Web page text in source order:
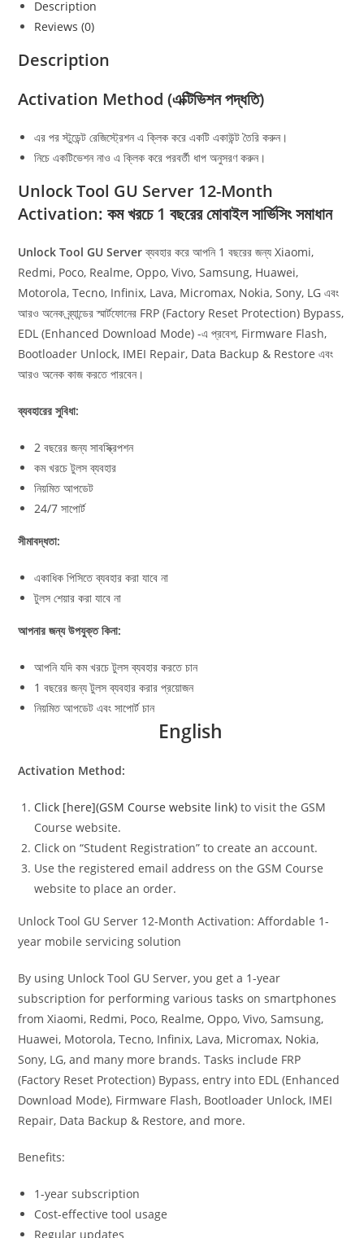
(12
Activation
1/2/3
Month
quantity
Description
Reviews (0)
Description
Activation Method (এক্টিভিশন পদ্ধতি)
এর পর স্টুডেন্ট রেজিস্ট্রেশন এ ক্লিক করে একটি একাউন্ট তৈরি করুন।
নিচে একটিভেশন নাও এ ক্লিক করে পরবর্তী ধাপ অনুসরণ করুন।
Unlock Tool GU Server 12-Month
Activation: কম খরচে 1 বছরের মোবাইল সার্ভিসিং সমাধান
Unlock Tool GU Serverব্যবহার করে আপনি 1 বছরের জন্য Xiaomi,
Redmi, Poco, Realme, Oppo, Vivo, Samsung, Huawei,
Motorola, Tecno, Infinix, Lava, Micromax, Nokia, Sony, LG এবং
আরও অনেক ব্র্যান্ডের স্মার্টফোনের FRP (Factory Reset Protection) Bypass,
EDL (Enhanced Download Mode) -এ প্রবেশ, Firmware Flash,
Bootloader Unlock, IMEI Repair, Data Backup & Restore এবং
আরও অনেক কাজ করতে পারবেন।
ব্যবহারের সুবিধা:
2 বছরের জন্য সাবস্ক্রিপশন
কম খরচে টুলস ব্যবহার
নিয়মিত আপডেট
24/7 সাপোর্ট
সীমাবদ্ধতা:
একাধিক পিসিতে ব্যবহার করা যাবে না
টুলস শেয়ার করা যাবে না
আপনার জন্য উপযুক্ত কিনা:
আপনি যদি কম খরচে টুলস ব্যবহার করতে চান
1 বছরের জন্য টুলস ব্যবহার করার প্রয়োজন
নিয়মিত আপডেট এবং সাপোর্ট চান
English
Activation Method:
Click [here](GSM Course website link) to visit the GSM
Course website.
Click on “Student Registration” to create an account.
Use the registered email address on the GSM Course
website to place an order.
Unlock Tool GU Server 12-Month Activation: Affordable 1-
year mobile servicing solution
By using Unlock Tool GU Server, you get a 1-year
subscription for performing various tasks on smartphones
from Xiaomi, Redmi, Poco, Realme, Oppo, Vivo, Samsung,
Huawei, Motorola, Tecno, Infinix, Lava, Micromax, Nokia,
Sony, LG, and many more brands. Tasks include FRP
(Factory Reset Protection) Bypass, entry into EDL (Enhanced
Download Mode), Firmware Flash, Bootloader Unlock, IMEI
Repair, Data Backup & Restore, and more.
Benefits:
1-year subscription
Cost-effective tool usage
Regular updates